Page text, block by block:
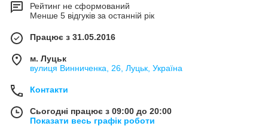
Рейтинг не сформований
Менше 5 відгуків за останній рік
Працює з 31.05.2016
м. Луцьк
вулиця Винниченка, 26, Луцьк, Україна
Контакти
Сьогодні працює з 09:00 до 20:00
Показати весь графік роботи